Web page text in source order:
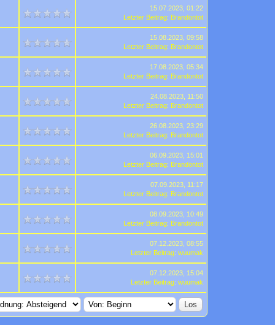
15.07.2023, 01:22
Letzter Beitrag:Brandontot
15.08.2023, 09:58
Letzter Beitrag:Brandontot
17.08.2023, 05:34
Letzter Beitrag:Brandontot
24.08.2023, 11:50
Letzter Beitrag:Brandontot
26.08.2023, 23:29
Letzter Beitrag:Brandontot
06.09.2023, 15:01
Letzter Beitrag:Brandontot
07.09.2023, 11:17
Letzter Beitrag:Brandontot
08.09.2023, 10:49
Letzter Beitrag:Brandontot
07.12.2023, 08:55
Letzter Beitrag:wuumak
07.12.2023, 15:04
Letzter Beitrag:wuumak